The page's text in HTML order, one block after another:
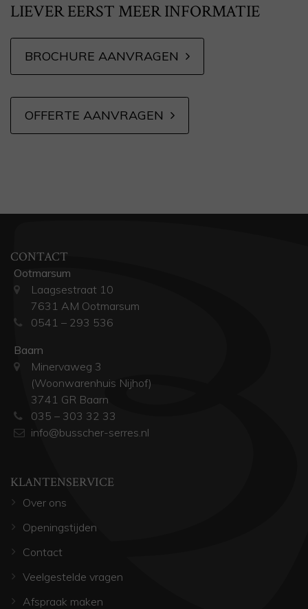
LIEVER EERST MEER INFORMATIE
BROCHURE AANVRAGEN
OFFERTE AANVRAGEN
CONTACT
Ootmarsum
Laagsestraat 10
7631 AM Ootmarsum
0541 – 293 536
Baarn
Minervaweg 3
(Woonwarenhuis Nijhof)
3741 GR Baarn
035 – 303 32 33
info@busscher-serres.nl
KLANTENSERVICE
Over ons
Openingstijden
Contact
Veelgestelde vragen
Afspraak maken